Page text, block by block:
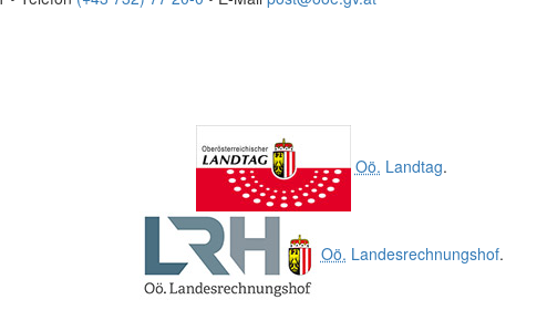
Oö. Landtag.
Oö. Landesrechnungshof.